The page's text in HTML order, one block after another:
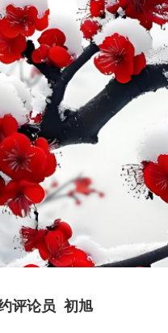
评论员 初旭